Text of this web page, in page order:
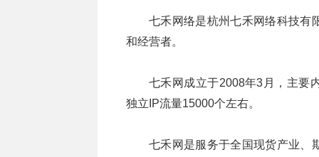
七禾网络是杭州七禾网络科技有
和经营者。
七禾网成立于2008年3月，主要
独立IP流量15000个左右。
七禾网是服务于全国现货产业、